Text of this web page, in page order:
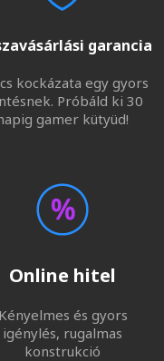
garancia
kockázata egy gyors
Próbáld ki 30
gamer kütyüd!
Online hitel
Kényelmes és gyors
igénylés, rugalmas
konstrukció